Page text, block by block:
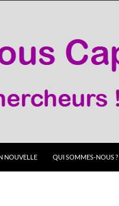
NOUVELLE QUI SOMMES-NOUS ?